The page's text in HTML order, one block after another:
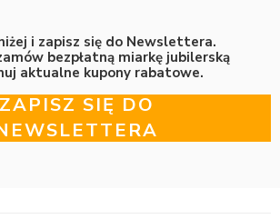
i zapisz się do Newslettera.
bezpłatną miarkę jubilerską
aktualne kupony rabatowe.
ZAPISZ SIĘ DO